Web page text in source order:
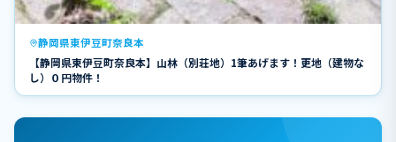
静岡県東伊豆町奈良本
【静岡県東伊豆町奈良本】山林（別荘地）1筆あげます！更地（建物な
し）０円物件！